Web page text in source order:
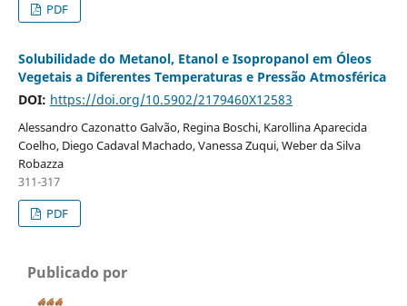
PDF
Solubilidade do Metanol, Etanol e Isopropanol em Óleos
Vegetais a Diferentes Temperaturas e Pressão Atmosférica
DOI: https://doi.org/10.5902/2179460X12583
Alessandro Cazonatto Galvão, Regina Boschi, Karollina Aparecida
Coelho, Diego Cadaval Machado, Vanessa Zuqui, Weber da Silva
Robazza
311-317
PDF
Publicado por